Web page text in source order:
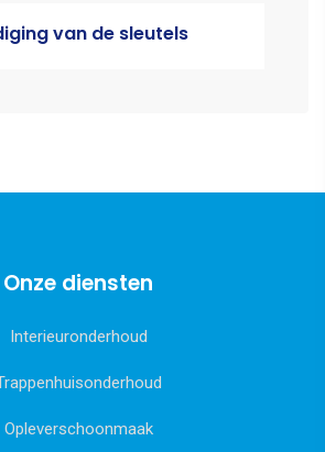
van de sleutels
Onze diensten
Interieuronderhoud
Opleverschoonmaak